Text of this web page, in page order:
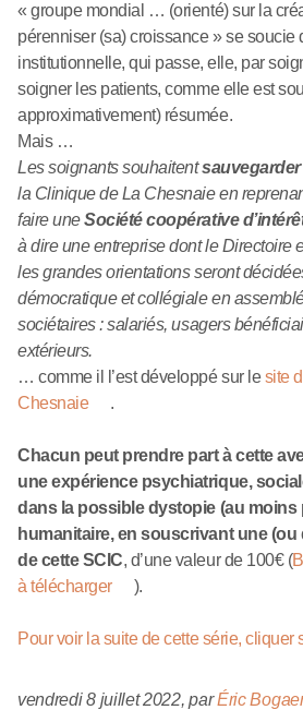
« groupe mondial … (orienté) sur la
pérenniser (sa) croissance » se soucie
institutionnelle, qui passe, elle, par
soigner les patients, comme elle est
approximativement) résumée.
Mais …
Les soignants souhaitent
la Clinique de La Chesnaie en
faire uneSociété coopérative
à dire une entreprise dont le Directoire
les grandes orientations seront
démocratique et collégiale en
sociétaires : salariés, usagers
extérieurs.
… comme il l’est développé sur lesite
Chesnaie
.
Chacun peut prendre part à cette
une expérience psychiatrique,
dans la possible dystopie (au moins
humanitaire, en souscrivant une (ou
de cette SCIC, d’une valeur de 100€ (
à télécharger
).
Pour voir la suite de cette série, cliquer
vendredi 8 juillet 2022,parÉric